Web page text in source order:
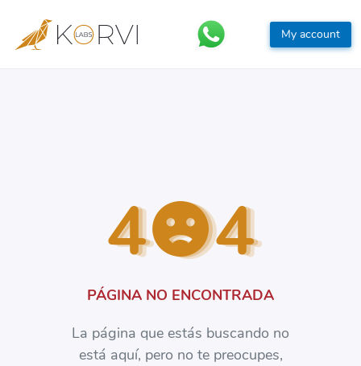
My account
4 4
PÁGINA NO ENCONTRADA
La página que estás buscando no
está aquí, pero no te preocupes,